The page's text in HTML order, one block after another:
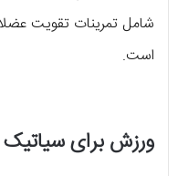
شامل تمرینات تقویت
است.
ورزش برای